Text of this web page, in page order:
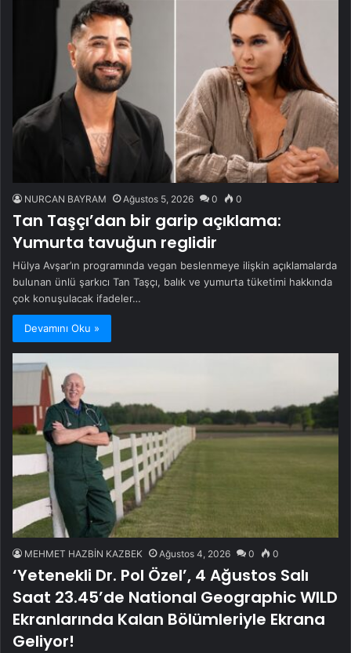
NURCAN BAYRAM Ağustos 5, 2026 0 0
Tan Taşçı’dan bir garip açıklama:
Yumurta tavuğun reglidir
Hülya Avşar’ın programında vegan beslenmeye ilişkin açıklamalarda
bulunan ünlü şarkıcı Tan Taşçı, balık ve yumurta tüketimi hakkında
çok konuşulacak ifadeler…
Devamını Oku »
MEHMET HAZBİN KAZBEK Ağustos 4, 2026 0 0
‘Yetenekli Dr. Pol Özel’, 4 Ağustos Salı
Saat 23.45’de National Geographic WILD
Ekranlarında Kalan Bölümleriyle Ekrana
Geliyor!